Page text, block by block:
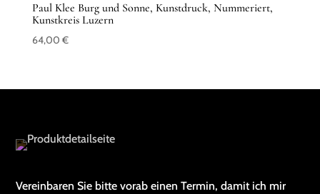
Paul Klee Burg und Sonne, Kunstdruck, Nummeriert,
Kunstkreis Luzern
64,00 €
Vereinbaren Sie bitte vorab einen Termin, damit ich mir